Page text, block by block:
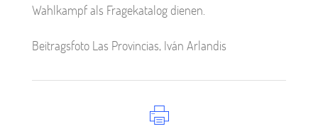
Wahlkampf als Fragekatalog dienen.
Beitragsfoto Las Provincias, Iván Arlandis